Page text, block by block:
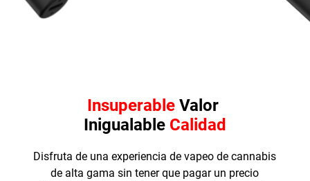
InsuperableValor
InigualableCalidad
Disfruta de una experiencia de vapeo de cannabis
de alta gama sin tener que pagar un precio